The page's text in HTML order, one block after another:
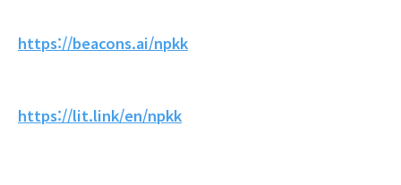
https://beacons.ai/npkk
https://lit.link/en/npkk